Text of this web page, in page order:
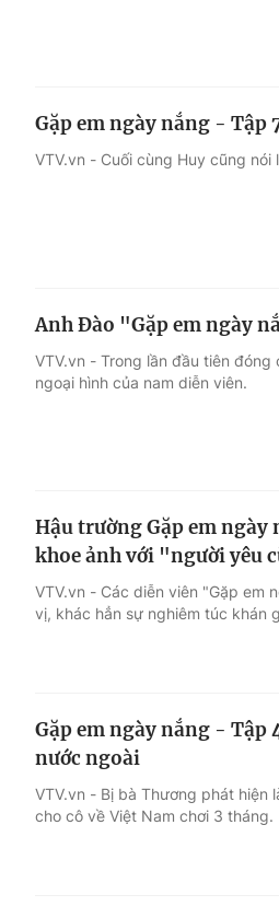
Gặp em ngày nắng -
VTV.vn - Cuối cùng Huy cũng
Anh Đào "Gặp em ngày
VTV.vn - Trong lần đầu tiên
ngoại hình của nam diễn viên.
Hậu trường Gặp em ngày
khoe ảnh với "người yêu
VTV.vn - Các diễn viên "Gặp em
vị, khác hẳn sự nghiêm túc khán
Gặp em ngày nắng - Tập
nước ngoài
VTV.vn - Bị bà Thương phát hiện
cho cô về Việt Nam chơi 3 tháng.